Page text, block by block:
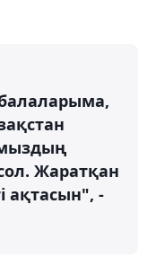
балаларыма,
Жаратқан
ақтасын", -